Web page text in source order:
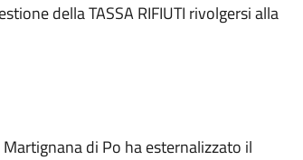
della TASSA RIFIUTI rivolgersi alla
di Po ha esternalizzato il